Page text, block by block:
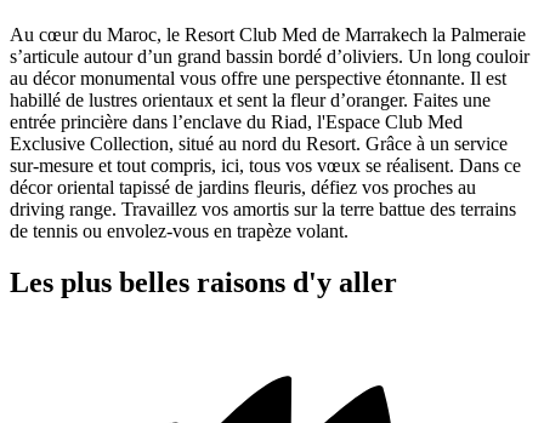
Au cœur du Maroc, le Resort Club Med de Marrakech la Palmeraie
s’articule autour d’un grand bassin bordé d’oliviers. Un long couloir
au décor monumental vous offre une perspective étonnante. Il est
habillé de lustres orientaux et sent la fleur d’oranger. Faites une
entrée princière dans l’enclave du Riad, l'Espace Club Med
Exclusive Collection, situé au nord du Resort. Grâce à un service
sur-mesure et tout compris, ici, tous vos vœux se réalisent. Dans ce
décor oriental tapissé de jardins fleuris, défiez vos proches au
driving range. Travaillez vos amortis sur la terre battue des terrains
de tennis ou envolez-vous en trapèze volant.
Les plus belles raisons d'y aller